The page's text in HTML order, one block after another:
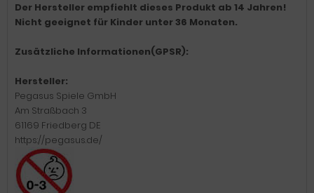
Der Hersteller empfiehlt dieses Produkt ab 14 Jahren!
Nicht geeignet für Kinder unter 36 Monaten.
Zusätzliche Informationen(GPSR):
Hersteller:
Pegasus Spiele GmbH
Am Straßbach 3
61169 Friedberg DE
https://pegasus.de/